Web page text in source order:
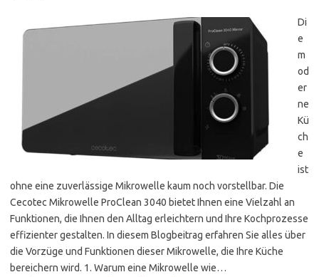
Di
e
m
od
er
ne
Kü
ch
e
ist
ohne eine zuverlässige Mikrowelle kaum noch vorstellbar. Die
Cecotec Mikrowelle ProClean 3040 bietet Ihnen eine Vielzahl an
Funktionen, die Ihnen den Alltag erleichtern und Ihre Kochprozesse
effizienter gestalten. In diesem Blogbeitrag erfahren Sie alles über
die Vorzüge und Funktionen dieser Mikrowelle, die Ihre Küche
bereichern wird. 1. Warum eine Mikrowelle wie…